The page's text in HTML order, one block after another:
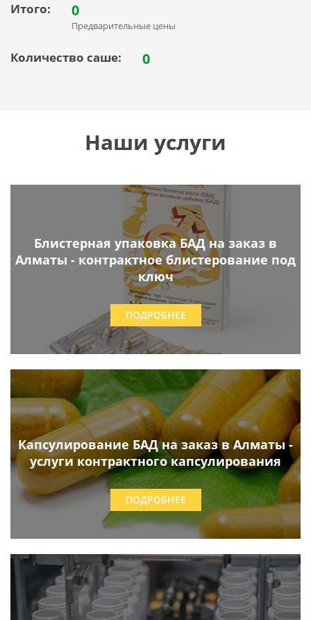
Итого: 0
Предварительные цены
Количество саше: 0
Наши услуги
Блистерная упаковка БАД на заказ в
Алматы - контрактное блистерование под
ключ
ПОДРОБНЕЕ
Капсулирование БАД на заказ в Алматы -
услуги контрактного капсулирования
ПОДРОБНЕЕ